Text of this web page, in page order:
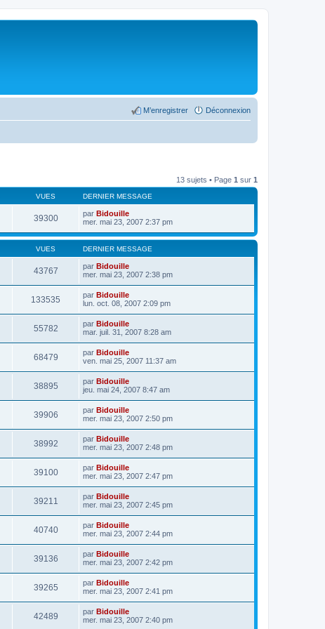
Déconnexion
M’enregistrer
13 sujets • Page 1 sur 1
VUES DERNIER MESSAGE
39300 par Bidouille
mer. mai 23, 2007 2:37 pm
VUES DERNIER MESSAGE
43767 par Bidouille
mer. mai 23, 2007 2:38 pm
133535 par Bidouille
lun. oct. 08, 2007 2:09 pm
55782 par Bidouille
mar. juil. 31, 2007 8:28 am
68479 par Bidouille
ven. mai 25, 2007 11:37 am
38895 par Bidouille
jeu. mai 24, 2007 8:47 am
39906 par Bidouille
mer. mai 23, 2007 2:50 pm
38992 par Bidouille
mer. mai 23, 2007 2:48 pm
39100 par Bidouille
mer. mai 23, 2007 2:47 pm
39211 par Bidouille
mer. mai 23, 2007 2:45 pm
40740 par Bidouille
mer. mai 23, 2007 2:44 pm
39136 par Bidouille
mer. mai 23, 2007 2:42 pm
39265 par Bidouille
mer. mai 23, 2007 2:41 pm
42489 par Bidouille
mer. mai 23, 2007 2:40 pm